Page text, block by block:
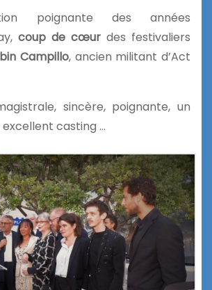
poignante des années
coup de cœur des festivaliers
Campillo, ancien militant d’Act
sincère, poignante, un
casting …